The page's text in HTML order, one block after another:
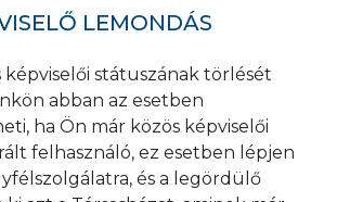
elektronikusan intézni
címünkre tudja bejelenteni
az igazoló dokumentum
(1397 Budapest, Pf. 512 )
a gördülékeny és gyors
az Ön adatbiztonsága
írásos formában
levelében
LEMONDÁS
képviselői státuszának törlését
abban az esetben
ha Ön már közös képviselői
felhasználó, ez esetben lépjen
és a legördülő